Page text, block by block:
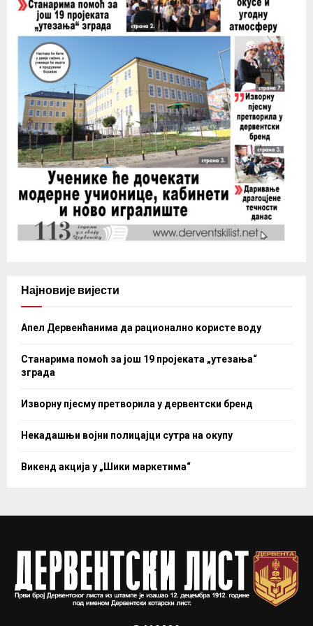
Најновије вијести
Апел Дервенћанима да рационално користе воду
Станарима помоћ за још 19 пројеката „утезања“
зграда
Изворну пјесму претворила у дервентски бренд
Некадашњи војни полицајци сутра на окупу
Викенд акција у „Шики маркетима“